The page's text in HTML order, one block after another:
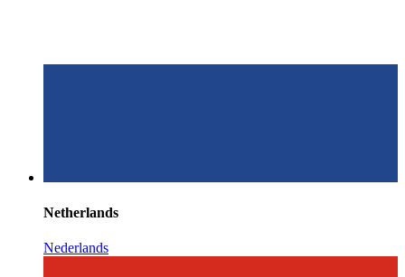
Netherlands
Nederlands